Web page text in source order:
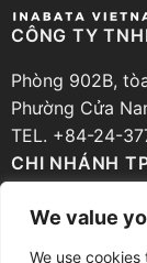
We value
We use
CÔNG TY
Phòng 902B,
Phường Cửa
TEL. +84-24-
CHI NHÁNH
Phòng 206,
Trãi, Phường